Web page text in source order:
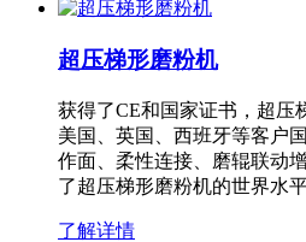
超压梯形磨粉机
获得了CE和国家证书，超压
美国、英国、西班牙等客户
作面、柔性连接、磨辊联动
了超压梯形磨粉机的世界水
了解详情